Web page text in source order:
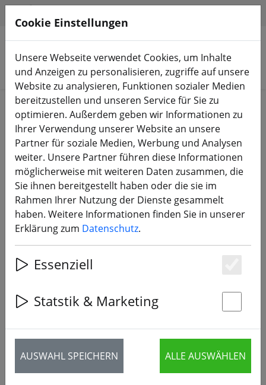
Produkte suchen
Start 3D Druck
iFlight AOS V5 DJI O4 Air Unit Pro
Adapter Set 3D Druck TPU Schwarz
‹ ›
Cookie Einstellungen
Unsere Webseite verwendet Cookies, um Inhalte
und Anzeigen zu personalisieren, zugriffe auf unsere
Website zu analysieren, Funktionen sozialer Medien
bereitzustellen und unseren Service für Sie zu
optimieren. Außerdem geben wir Informationen zu
Ihrer Verwendung unserer Website an unsere
Partner für soziale Medien, Werbung und Analysen
weiter. Unsere Partner führen diese Informationen
möglicherweise mit weiteren Daten zusammen, die
Sie ihnen bereitgestellt haben oder die sie im
Rahmen Ihrer Nutzung der Dienste gesammelt
haben. Weitere Informationen finden Sie in unserer
Erklärung zum Datenschutz.
Essenziell
Statstik & Marketing
AUSWAHL SPEICHERN ALLE AUSWÄHLEN